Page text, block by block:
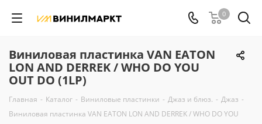
0
Виниловая пластинка VAN EATON
LON AND DERREK / WHO DO YOU
OUT DO (1LP)
Главная - Каталог - Виниловые пластинки - Джаз и блюз. - Джаз -
Виниловая пластинка VAN EATON LON AND DERREK / WHO DO YOU